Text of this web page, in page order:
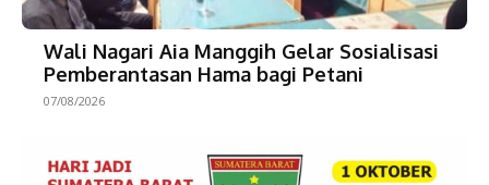
Wali Nagari Aia Manggih Gelar Sosialisasi
Pemberantasan Hama bagi Petani
07/08/2026